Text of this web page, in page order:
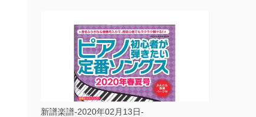
新譜楽譜-2020年02月13日-